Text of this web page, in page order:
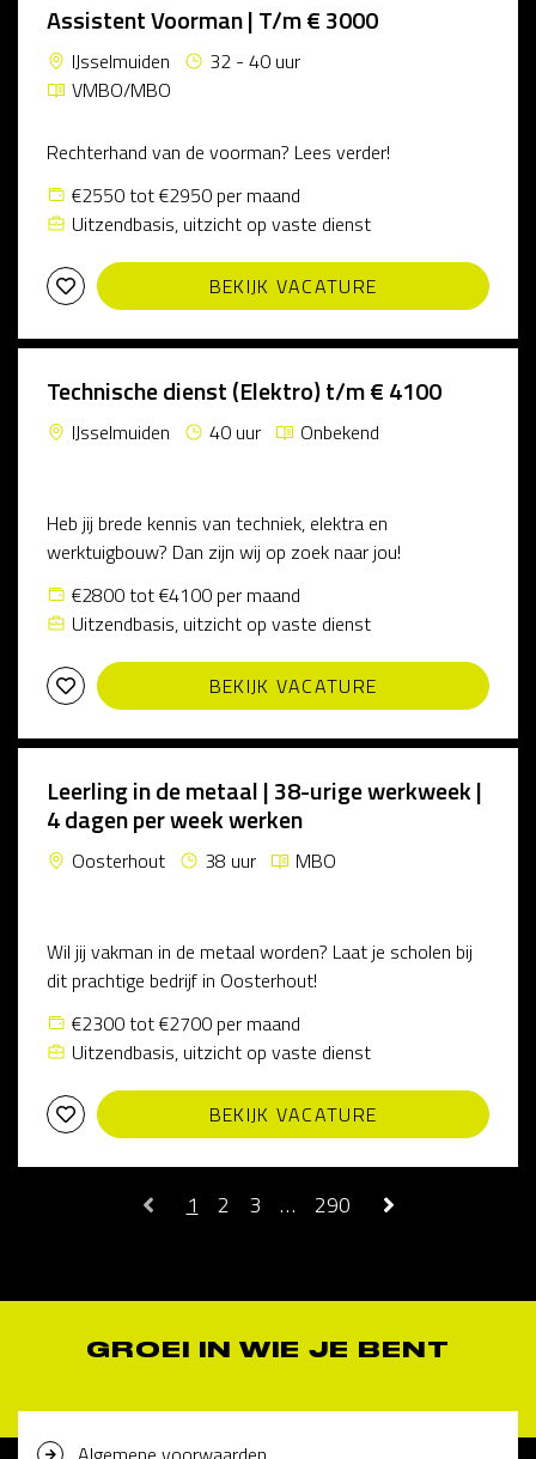
Assistent Voorman | T/m € 3000
IJsselmuiden
32 - 40 uur
VMBO/MBO
Rechterhand van de voorman? Lees verder!
€2550 tot €2950 per maand
Uitzendbasis, uitzicht op vaste dienst
BEKIJK VACATURE
Technische dienst (Elektro) t/m € 4100
IJsselmuiden 40 uur Onbekend
Heb jij brede kennis van techniek, elektra en
werktuigbouw? Dan zijn wij op zoek naar jou!
€2800 tot €4100 per maand
Uitzendbasis, uitzicht op vaste dienst
BEKIJK VACATURE
Leerling in de metaal | 38-urige werkweek |
4 dagen per week werken
Oosterhout 38 uur MBO
Wil jij vakman in de metaal worden? Laat je scholen bij
dit prachtige bedrijf in Oosterhout!
€2300 tot €2700 per maand
Uitzendbasis, uitzicht op vaste dienst
BEKIJK VACATURE
1 2 3 … 290
GROEI IN WIE JE BENT